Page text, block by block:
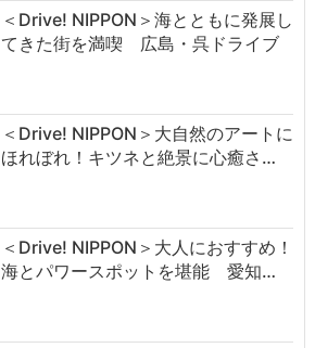
＜Drive! NIPPON＞海とともに発展し
てきた街を満喫 広島・呉ドライブ
＜Drive! NIPPON＞大自然のアートに
ほれぼれ！キツネと絶景に心癒さ…
＜Drive! NIPPON＞大人におすすめ！
海とパワースポットを堪能 愛知…